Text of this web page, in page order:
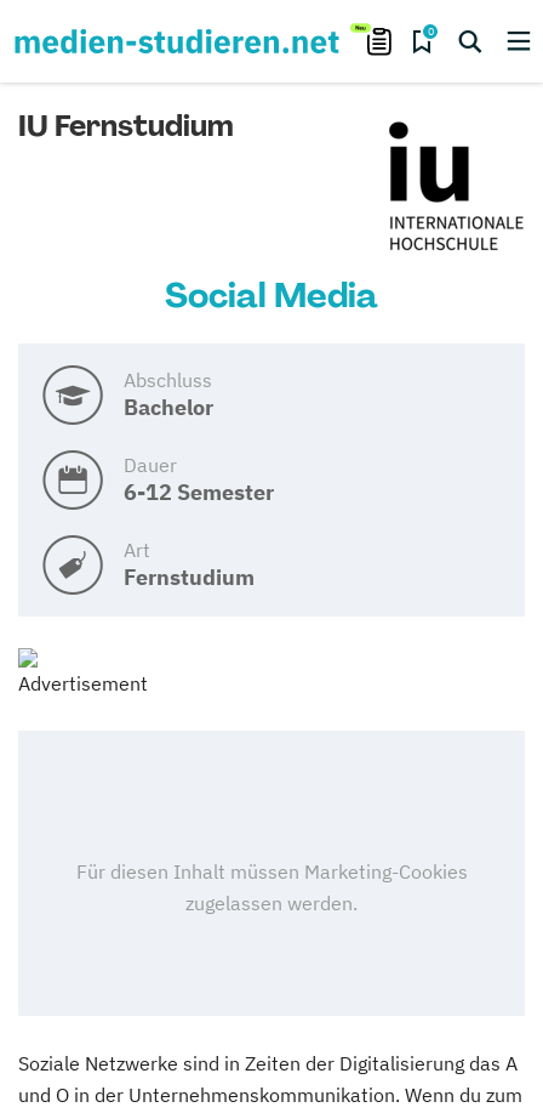
0
IU Fernstudium
Social Media
Abschluss
Bachelor
Dauer
6-12 Semester
Art
Fernstudium
Soziale Netzwerke sind in Zeiten der Digitalisierung das A
und O in der Unternehmenskommunikation. Wenn du zum